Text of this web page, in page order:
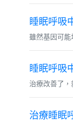
睡眠呼吸
雖然基因可
睡眠呼吸
治療改善了
治療睡眠